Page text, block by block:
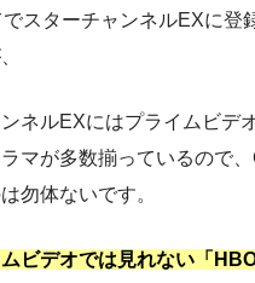
スターチャンネルEXに登
ネルEXにはプライムビデ
マが多数揃っているので
勿体ないです。
ビデオでは見れない「